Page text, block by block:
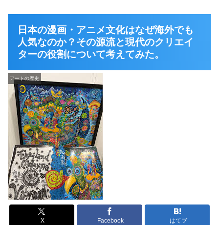
日本の漫画・アニメ文化はなぜ海外でも
人気なのか？その源流と現代のクリエイ
ターの役割について考えてみた。
アートの歴史
X Facebook はてブ